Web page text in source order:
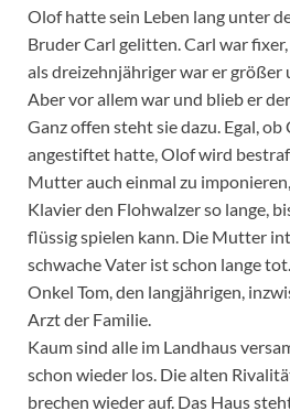
Olof hatte sein Leben lang unter
Bruder Carl gelitten. Carl war
als dreizehnjähriger war er größer
Aber vor allem war und blieb er
Ganz offen steht sie dazu. Egal, ob
angestiftet hatte, Olof wird
Mutter auch einmal zu
Klavier den Flohwalzer so lange,
flüssig spielen kann. Die Mutter
schwache Vater ist schon lange
Onkel Tom, den langjährigen,
Arzt der Familie.
Kaum sind alle im Landhaus
schon wieder los. Die alten
brechen wieder auf. Das Haus